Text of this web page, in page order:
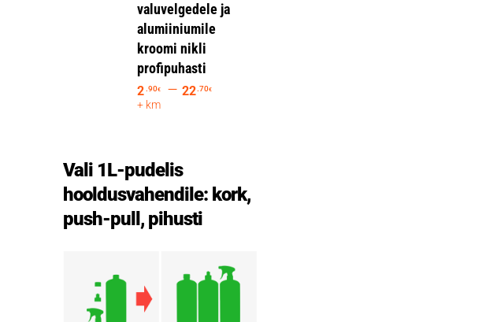
valuvelgedele ja
alumiiniumile
kroomi nikli
profipuhasti
2.90€ – 22.70€
+ km
Vali 1L-pudelis
hooldusvahendile: kork,
push-pull, pihusti